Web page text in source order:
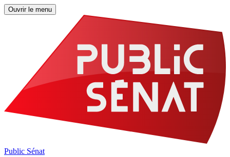
Ouvrir le menu
Public Sénat